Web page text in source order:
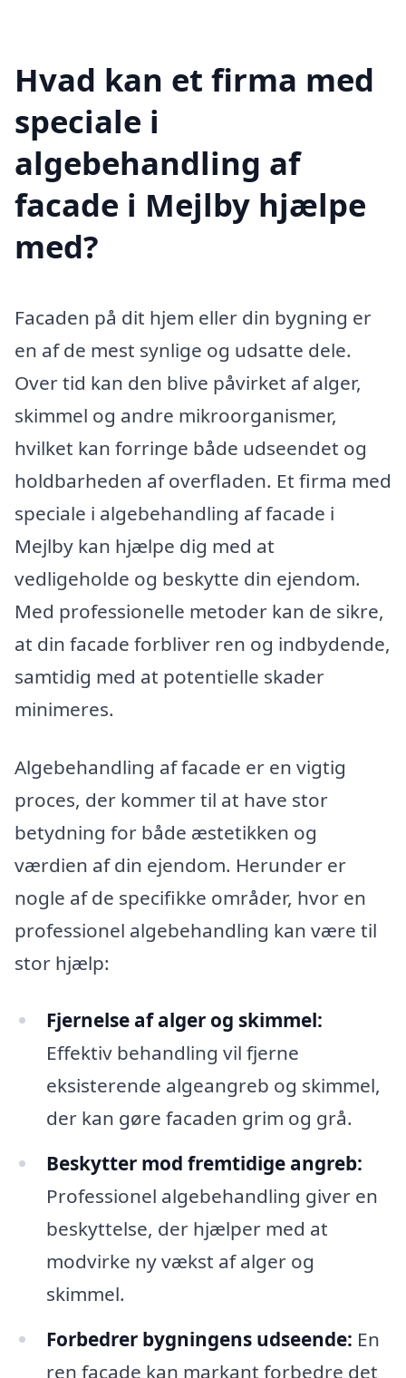
Hvad kan et firma med
speciale i
algebehandling af
facade i Mejlby hjælpe
med?
Facaden på dit hjem eller din bygning er
en af de mest synlige og udsatte dele.
Over tid kan den blive påvirket af alger,
skimmel og andre mikroorganismer,
hvilket kan forringe både udseendet og
holdbarheden af overfladen. Et firma med
speciale i algebehandling af facade i
Mejlby kan hjælpe dig med at
vedligeholde og beskytte din ejendom.
Med professionelle metoder kan de sikre,
at din facade forbliver ren og indbydende,
samtidig med at potentielle skader
minimeres.
Algebehandling af facade er en vigtig
proces, der kommer til at have stor
betydning for både æstetikken og
værdien af din ejendom. Herunder er
nogle af de specifikke områder, hvor en
professionel algebehandling kan være til
stor hjælp:
Fjernelse af alger og skimmel:
Effektiv behandling vil fjerne
eksisterende algeangreb og skimmel,
der kan gøre facaden grim og grå.
Beskytter mod fremtidige angreb:
Professionel algebehandling giver en
beskyttelse, der hjælper med at
modvirke ny vækst af alger og
skimmel.
Forbedrer bygningens udseende: En
ren facade kan markant forbedre det